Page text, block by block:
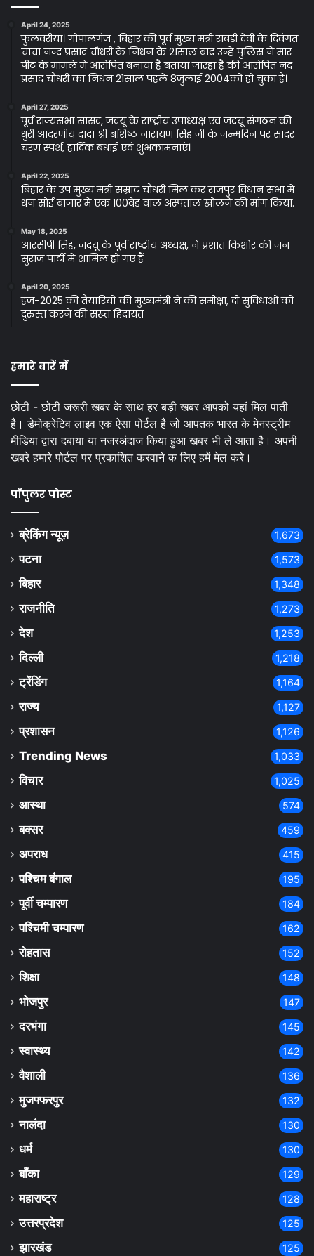
April 24, 2025
फुलवरीया। गोपालगंज , बिहार की पूर्व मुख्य मंत्री राबड़ी देवी के दिवंगत
चाचा नन्द प्रसाद चौधरी के निधन के 21साल बाद उन्हे पुलिस ने मार
पीट के मामले मे आरोपित बनाया है बताया जारहा है की आरोपित नंद
प्रसाद चौधरी का निधन 21साल पहले 8जुलाई 2004को हो चुका है।
April 27, 2025
पूर्व राज्यसभा सांसद, जदयू के राष्ट्रीय उपाध्यक्ष एवं जदयू संगठन की
धुरी आदरणीय दादा श्री बशिष्ठ नारायण सिंह जी के जन्मदिन पर सादर
चरण स्पर्श, हार्दिक बधाई एवं शुभकामनाएं।
April 22, 2025
बिहार के उप मुख्य मंत्री सम्राट चौधरी मिल कर राजपुर विधान सभा मे
धन सोई बाजार मे एक 100वेड वाल अस्पताल खोलने की मांग किया.
May 18, 2025
आरसीपी सिंह, जदयू के पूर्व राष्ट्रीय अध्यक्ष, ने प्रशांत किशोर की जन
सुराज पार्टी में शामिल हो गए हैं
April 20, 2025
हज-2025 की तैयारियों की मुख्यमंत्री ने की समीक्षा, दी सुविधाओं को
दुरुस्त करने की सख्त हिदायत
हमारे बारें में
छोटी - छोटी जरूरी खबर के साथ हर बड़ी खबर आपको यहां मिल पाती
है। डेमोक्रेटिव लाइव एक ऐसा पोर्टल है जो आपतक भारत के मेनस्ट्रीम
मीडिया द्वारा दबाया या नजरअंदाज किया हुआ खबर भी ले आता है। अपनी
खबरे हमारे पोर्टल पर प्रकाशित करवाने क लिए हमें मेल करे।
पॉपुलर पोस्ट
ब्रेकिंग न्यूज़ 1,673
पटना 1,573
बिहार 1,348
राजनीति 1,273
देश 1,253
दिल्ली 1,218
ट्रेंडिंग 1,164
राज्य 1,127
प्रशासन 1,126
Trending News 1,033
विचार 1,025
आस्था 574
बक्सर 459
अपराध 415
पश्चिम बंगाल 195
पूर्वी चम्पारण 184
पश्चिमी चम्पारण 162
रोहतास 152
शिक्षा 148
भोजपुर 147
दरभंगा 145
स्वास्थ्य 142
वैशाली 136
मुजफ्फरपुर 132
नालंदा 130
धर्म 130
बाँका 129
महाराष्ट्र 128
उत्तरप्रदेश 125
झारखंड 125